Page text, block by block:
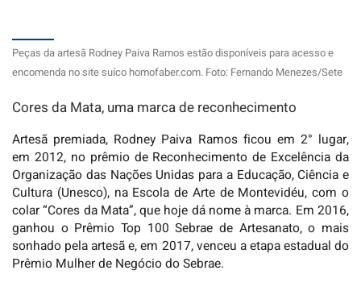
Peças da artesã Rodney Paiva Ramos estão disponíveis para acesso e
encomenda no site suíco homofaber.com. Foto: Fernando Menezes/Sete
Cores da Mata, uma marca de reconhecimento
Artesã premiada, Rodney Paiva Ramos ficou em 2° lugar,
em 2012, no prêmio de Reconhecimento de Excelência da
Organização das Nações Unidas para a Educação, Ciência e
Cultura (Unesco), na Escola de Arte de Montevidéu, com o
colar “Cores da Mata”, que hoje dá nome à marca. Em 2016,
ganhou o Prêmio Top 100 Sebrae de Artesanato, o mais
sonhado pela artesã e, em 2017, venceu a etapa estadual do
Prêmio Mulher de Negócio do Sebrae.